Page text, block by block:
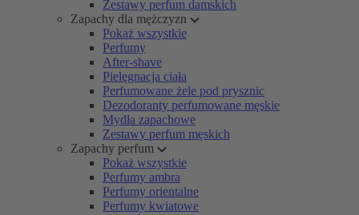
Zestawy perfum damskich
Zapachy dla mężczyzn
Pokaż wszystkie
Perfumy
After-shave
Pielęgnacja ciała
Perfumowane żele pod prysznic
Dezodoranty perfumowane męskie
Mydła zapachowe
Zestawy perfum męskich
Zapachy perfum
Pokaż wszystkie
Perfumy ambra
Perfumy orientalne
Perfumy kwiatowe